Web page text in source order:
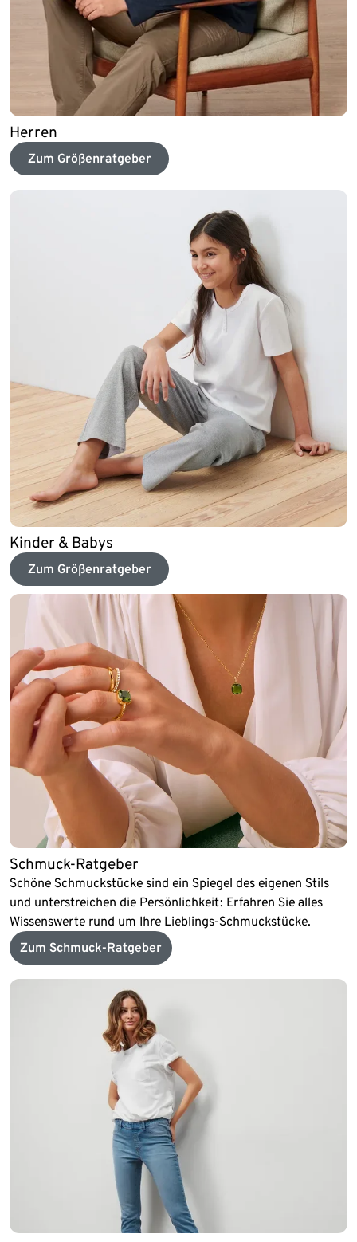
Herren
Zum Größenratgeber
Kinder & Babys
Zum Größenratgeber
Schmuck-Ratgeber
Schöne Schmuckstücke sind ein Spiegel des eigenen Stils
und unterstreichen die Persönlichkeit: Erfahren Sie alles
Wissenswerte rund um Ihre Lieblings-Schmuckstücke.
Zum Schmuck-Ratgeber